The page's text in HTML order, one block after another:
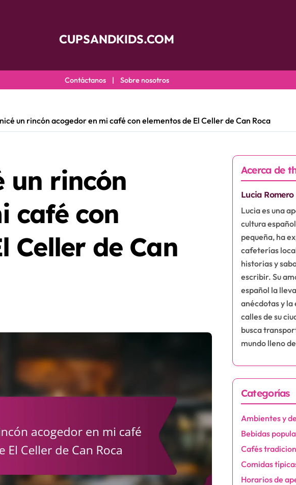
CUPSANDKIDS.COM
Contáctanos | Sobre nosotros
un rincón acogedor en mi café con elementos de El Celler de Can Roca
un rincón
café con
Celler de Can
Acerca de
Lucia Romero
Lucia es una
cultura
pequeña, ha
cafeterías
historias y
escribir. Su
español la
anécdotas y la
calles de su
busca
mundo lleno
Categorías
Ambientes y
Bebidas
Cafés
Comidas
Horarios de